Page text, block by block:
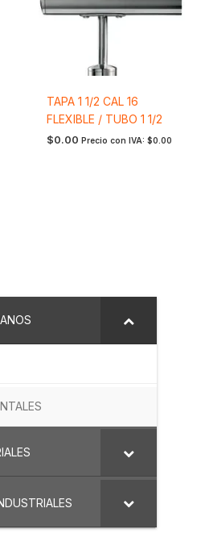
TAPA 1 1/2 CAL 16
FLEXIBLE / TUBO 1 1/2
$0.00 Precio con IVA: $0.00